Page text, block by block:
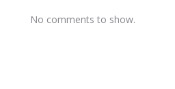
No comments to show.